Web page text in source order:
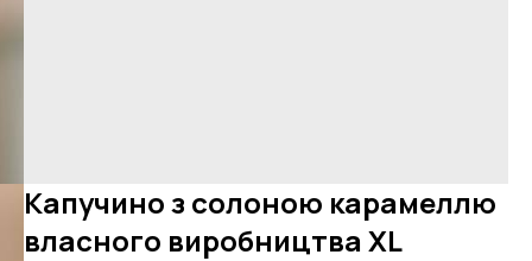
Капучино з солоною карамеллю
власного виробництва XL